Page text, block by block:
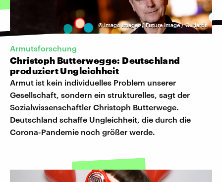
©imago images / Future Image / C. Hardt
Armutsforschung
Christoph Butterwegge: Deutschland
produziert Ungleichheit
Armut ist kein individuelles Problem unserer
Gesellschaft, sondern ein strukturelles, sagt der
Sozialwissenschaftler Christoph Butterwege.
Deutschland schaffe Ungleichheit, die durch die
Corona-Pandemie noch größer werde.